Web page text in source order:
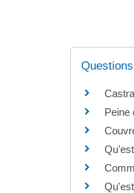
Peine